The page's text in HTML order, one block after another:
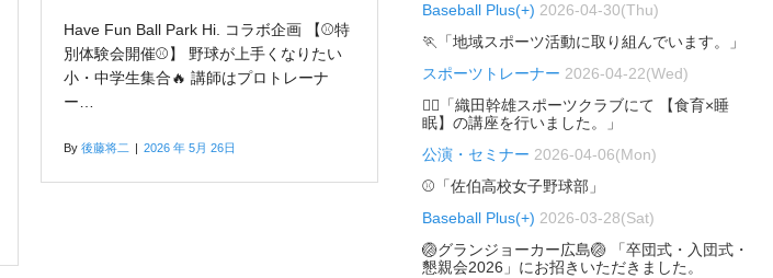
Have Fun Ball Park Hi. コラボ企画 【⚾特
別体験会開催⚾】 野球が上手くなりたい
小・中学生集合🔥 講師はプロトレーナ
ー…
By 後藤将二 | 2026 年 5月 26日
Baseball Plus(+) 2026-04-30(Thu)
🏃「地域スポーツ活動に取り組んでいます。」
スポーツトレーナー 2026-04-22(Wed)
🏃‍♂️「織田幹雄スポーツクラブにて 【食育×睡
眠】の講座を行いました。」
公演・セミナー 2026-04-06(Mon)
⚾「佐伯高校女子野球部」
Baseball Plus(+) 2026-03-28(Sat)
🏐グランジョーカー広島🏐 「卒団式・入団式・
懇親会2026」にお招きいただきました。